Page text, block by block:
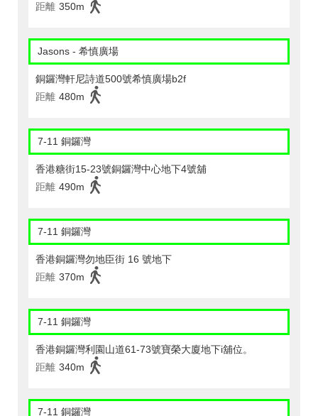
距離 350m
Jasons - 希慎廣場
銅鑼灣軒尼詩道500號希慎廣場b2f
距離 480m
7-11 銅鑼灣
香港糖街15-23號銅鑼灣中心地下4號舖
距離 490m
7-11 銅鑼灣
香港銅鑼灣勿地臣街 16 號地下
距離 370m
7-11 銅鑼灣
香港銅鑼灣利園山道61-73號寶榮大廈地下i舖位。
距離 340m
7-11 銅鑼灣